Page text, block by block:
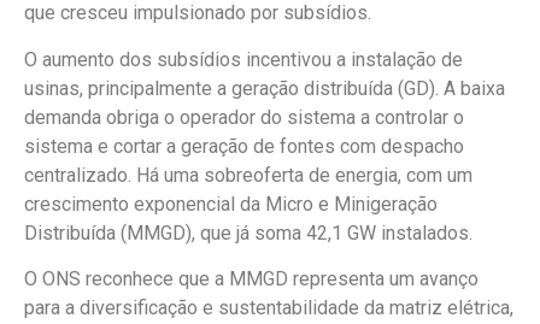
que cresceu impulsionado por subsídios.
O aumento dos subsídios incentivou a instalação de
usinas, principalmente a geração distribuída (GD). A baixa
demanda obriga o operador do sistema a controlar o
sistema e cortar a geração de fontes com despacho
centralizado. Há uma sobreoferta de energia, com um
crescimento exponencial da Micro e Minigeração
Distribuída (MMGD), que já soma 42,1 GW instalados.
O ONS reconhece que a MMGD representa um avanço
para a diversificação e sustentabilidade da matriz elétrica,